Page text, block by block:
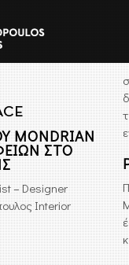
MONDRIAN
ΣΤΟ
– Designer
Interior